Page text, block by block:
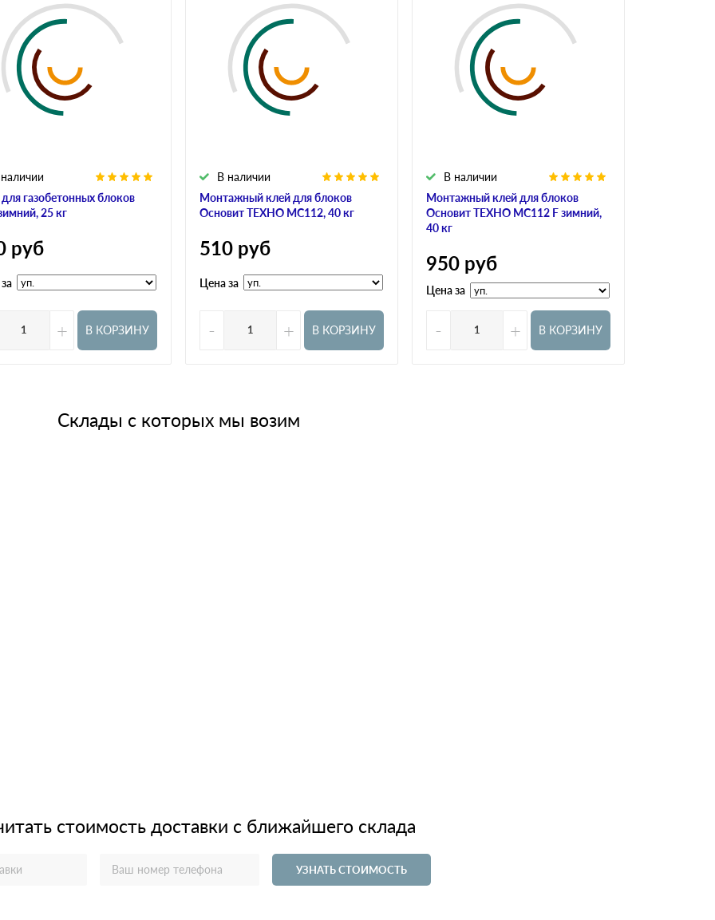
газобетонных блоков
25 кг
руб
+ В КОРЗИНУ
Монтажный клей для блоков
Основит ТЕХНО МС112, 40 кг
В наличии
510 руб
Цена за
- + В КОРЗИНУ
Монтажный клей для блоков
Основит ТЕХНО MC112 F зимний,
40 кг
В наличии
950 руб
Цена за
- + В КОРЗИНУ
Склады с которых мы возим
стоимость доставки с ближайшего склада
УЗНАТЬ СТОИМОСТЬ